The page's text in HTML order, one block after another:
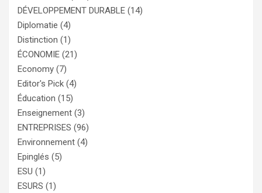
DÉVELOPPEMENT DURABLE (14)
Diplomatie (4)
Distinction (1)
ÉCONOMIE (21)
Economy (7)
Editor's Pick (4)
Éducation (15)
Enseignement (3)
ENTREPRISES (96)
Environnement (4)
Epinglés (5)
ESU (1)
ESURS (1)